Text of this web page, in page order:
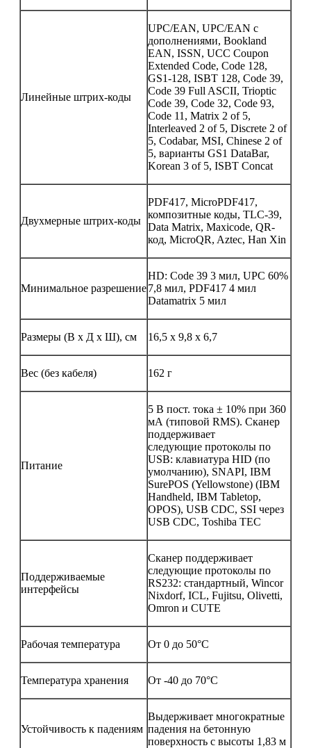
Линейные штрих-коды
UPC/EAN, UPC/EAN с
дополнениями, Bookland
EAN, ISSN, UCC Coupon
Extended Code, Code 128,
GS1-128, ISBT 128, Code 39,
Code 39 Full ASCII, Trioptic
Code 39, Code 32, Code 93,
Code 11, Matrix 2 of 5,
Interleaved 2 of 5, Discrete 2 of
5, Codabar, MSI, Chinese 2 of
5, варианты GS1 DataBar,
Korean 3 of 5, ISBT Concat
Двухмерные штрих-коды
PDF417, MicroPDF417,
композитные коды, TLC-39,
Data Matrix, Maxicode, QR-
код, MicroQR, Aztec, Han Xin
Минимальное разрешение
HD: Code 39 3 мил, UPC 60%
7,8 мил, PDF417 4 мил
Datamatrix 5 мил
Размеры (В х Д х Ш), см 16,5 x 9,8 x 6,7
Вес (без кабеля) 162 г
Питание
5 В пост. тока ± 10% при 360
мА (типовой RMS). Сканер
поддерживает
следующие протоколы по
USB: клавиатура HID (по
умолчанию), SNAPI, IBM
SurePOS (Yellowstone) (IBM
Handheld, IBM Tabletop,
OPOS), USB CDC, SSI через
USB CDC, Toshiba TEC
Поддерживаемые
интерфейсы
Сканер поддерживает
следующие протоколы по
RS232: стандартный, Wincor
Nixdorf, ICL, Fujitsu, Olivetti,
Omron и CUTE
Рабочая температура От 0 до 50°C
Температура хранения От -40 до 70°C
Устойчивость к падениям
Выдерживает многократные
падения на бетонную
поверхность с высоты 1,83 м